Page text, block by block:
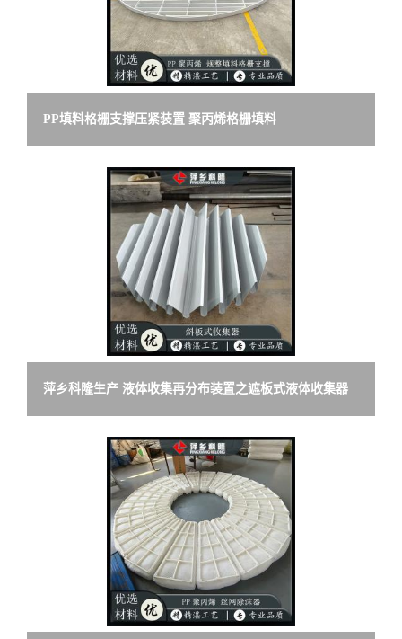
PP填料格栅支撑压紧装置 聚丙烯格栅填料
萍乡科隆生产 液体收集再分布装置之遮板式液体收集器